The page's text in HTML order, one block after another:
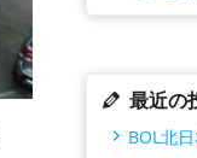
最近の
BOL北